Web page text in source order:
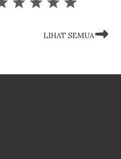
LIHAT SEMUA